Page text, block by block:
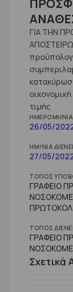
ΓΙΑ ΤΗΝ
τιμής
26/05/
ΗΜ/ΝΊΑ
27/05/
ΤΌΠΟΣ
ΓΡΑΦΕΙΟ
ΤΌΠΟΣ
ΓΡΑΦΕΙΟ
Σχετικά